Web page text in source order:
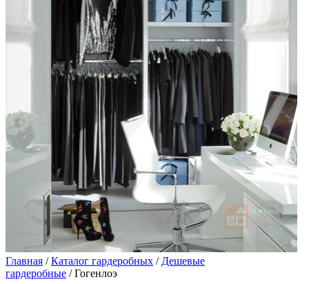
Главная /Каталог гардеробных / Дешевые
гардеробные / Гогенлоэ